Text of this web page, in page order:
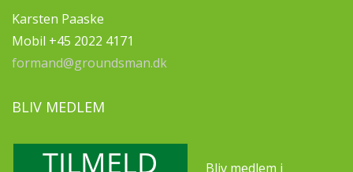
Karsten Paaske
Mobil +45 2022 4171
formand@groundsman.dk
BLIV MEDLEM
Bliv medlem i